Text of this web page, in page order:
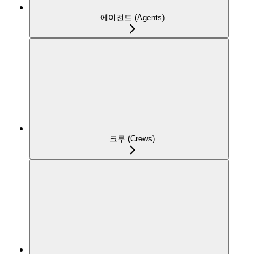
에이전트 (Agents)
크루 (Crews)